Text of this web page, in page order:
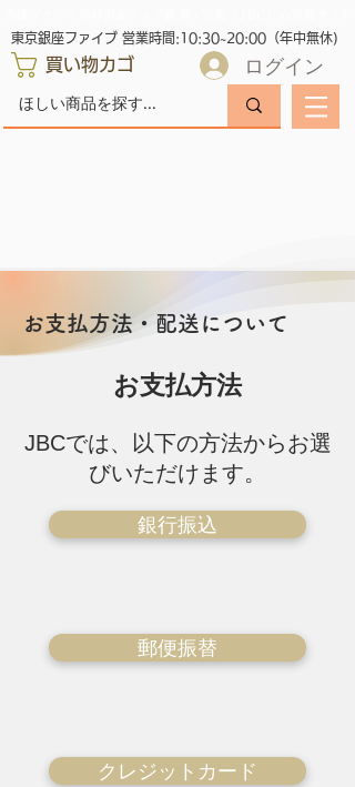
東京銀座ファイブ 営業時間:10:30~20:00（年中無休)
買い物カゴ ログイン
お支払方法・配送について
お支払方法
JBCでは、以下の方法からお選
びいただけます。
銀行振込
郵便振替
クレジットカード